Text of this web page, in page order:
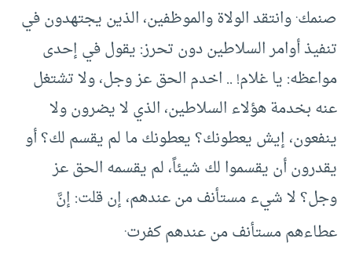
صنمك. وانتقد الولاة والموظفين، الذين يجتهدون في
تنفيذ أوامر السلاطين دون تحرز: يقول في إحدى
مواعظه: يا غلام! .. اخدم الحق عز وجل، ولا تشتغل
عنه بخدمة هؤلاء السلاطين، الذي لا يضرون ولا
ينفعون، إيش يعطونك؟ يعطونك ما لم يقسم لك؟ أو
يقدرون أن يقسموا لك شيئاً، لم يقسمه الحق عز
وجل؟ لا شيء مستأنف من عندهم، إن قلت: إنَّ
عطاءهم مستأنف من عندهم كفرت.